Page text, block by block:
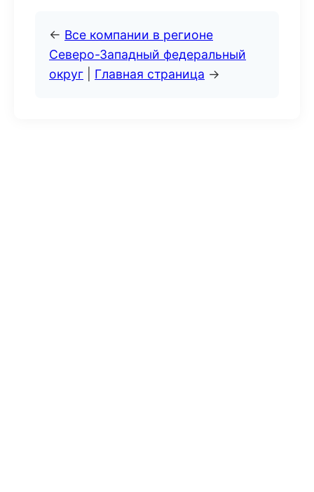
← Все компании в регионе
Северо-Западный федеральный
округ
Главная страница →